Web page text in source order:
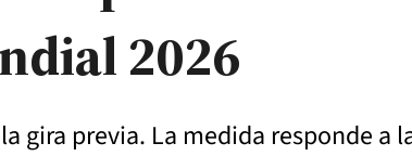
2026
gira previa. La medida responde a